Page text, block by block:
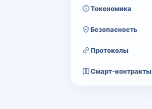
Токеномика
Безопасность
Протоколы
Смарт-контракты